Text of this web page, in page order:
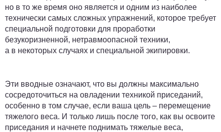
но в то же время оно является и одним из наиболее
технически самых сложных упражнений, которое требует
специальной подготовки для проработки
безукоризненной, нетравмоопасной техники,
а в некоторых случаях и специальной экипировки.
Эти вводные означают, что вы должны максимально
сосредоточиться на овладении техникой приседаний,
особенно в том случае, если ваша цель – перемещение
тяжелого веса. И только лишь после того, как вы освоите
приседания и начнете поднимать тяжелые веса,